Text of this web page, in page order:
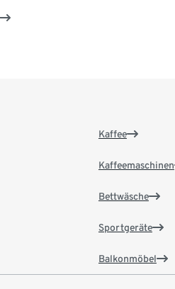
Kaffee
Kaffeemaschinen
Bettwäsche
Sportgeräte
Balkonmöbel